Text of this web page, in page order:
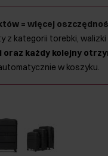
= więcej
z kategorii torebki,
oraz każdy kolejny
w koszyku.